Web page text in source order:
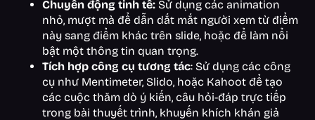
Chuyển động tinh tế: Sử dụng các animation
nhỏ, mượt mà để dẫn dắt mắt người xem từ điểm
này sang điểm khác trên slide, hoặc để làm nổi
bật một thông tin quan trọng.
Tích hợp công cụ tương tác: Sử dụng các công
cụ như Mentimeter, Slido, hoặc Kahoot để tạo
các cuộc thăm dò ý kiến, câu hỏi-đáp trực tiếp
trong bài thuyết trình, khuyến khích khán giả